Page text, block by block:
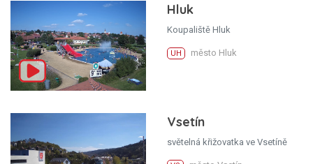
Hluk
Koupaliště Hluk
UH město Hluk
Vsetín
světelná křižovatka ve Vsetíně